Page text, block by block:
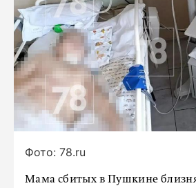
Фото: 78.ru
Мама сбитых в Пушкине